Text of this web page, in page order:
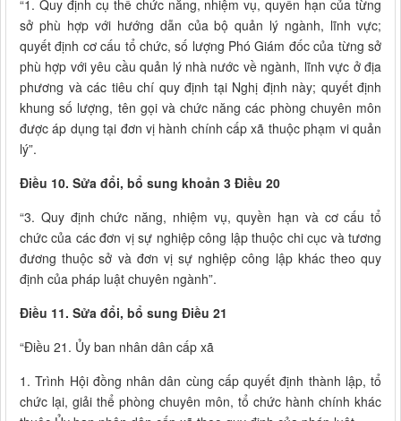
“1. Quy định cụ thể chức năng, nhiệm vụ, quyền hạn của từng
sở phù hợp với hướng dẫn của bộ quản lý ngành, lĩnh vực;
quyết định cơ cấu tổ chức, số lượng Phó Giám đốc của từng sở
phù hợp với yêu cầu quản lý nhà nước về ngành, lĩnh vực ở địa
phương và các tiêu chí quy định tại Nghị định này; quyết định
khung số lượng, tên gọi và chức năng các phòng chuyên môn
được áp dụng tại đơn vị hành chính cấp xã thuộc phạm vi quản
lý”.
Điều 10. Sửa đổi, bổ sung khoản 3 Điều 20
“3. Quy định chức năng, nhiệm vụ, quyền hạn và cơ cấu tổ
chức của các đơn vị sự nghiệp công lập thuộc chi cục và tương
đương thuộc sở và đơn vị sự nghiệp công lập khác theo quy
định của pháp luật chuyên ngành”.
Điều 11. Sửa đổi, bổ sung Điều 21
“Điều 21. Ủy ban nhân dân cấp xã
1. Trình Hội đồng nhân dân cùng cấp quyết định thành lập, tổ
chức lại, giải thể phòng chuyên môn, tổ chức hành chính khác